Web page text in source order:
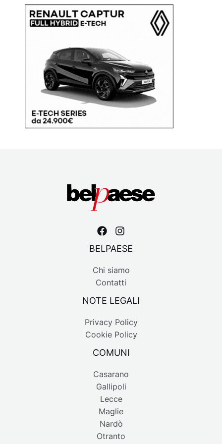
BELPAESE
Chi siamo
Contatti
NOTE LEGALI
Privacy Policy
Cookie Policy
COMUNI
Casarano
Gallipoli
Lecce
Maglie
Nardò
Otranto